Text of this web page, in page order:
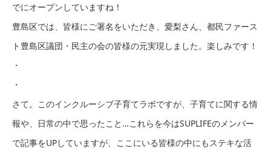
でにオープンしていますね！
豊島区では、皆様にご署名をいただき、愛梨さん、都民ファース
ト豊島区議団・民主の会の皆様の元実現しました。楽しみです！
・
・
さて。このインクルーシブ子育てラボですが、子育てに関する情
報や、日常の中で思ったこと…これらを今はSUPLIFEのメンバー
で記事をUPしていますが、ここにいる皆様の中にもステキな活